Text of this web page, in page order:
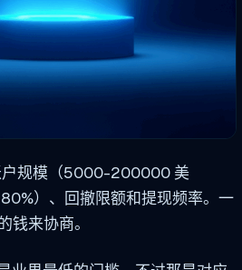
户规模（5000-200000 美
）、回撤限额和提现频率。一
钱来协商。